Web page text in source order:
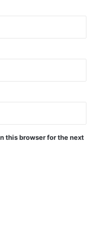
this browser for the next